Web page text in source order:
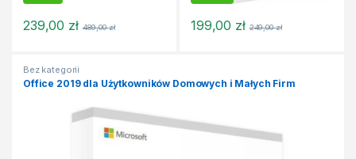
239,00 zł 489,00zł 199,00 zł 249,00zł
Bez kategorii
Office 2019 dla Użytkowników Domowych i Małych Firm